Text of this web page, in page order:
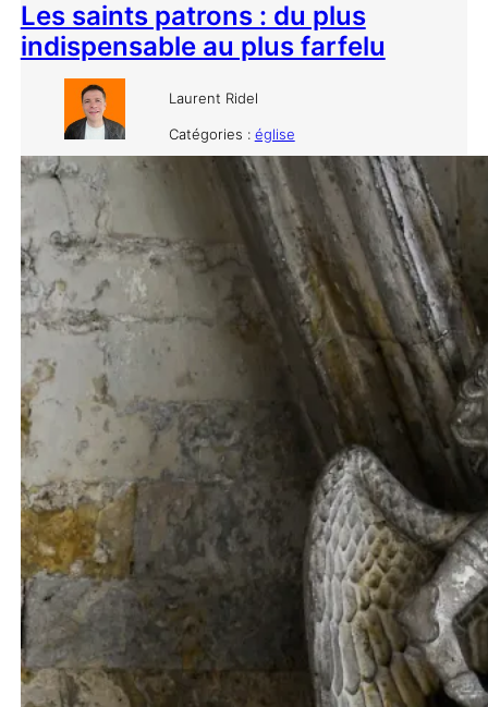
Les saints patrons : du plus
indispensable au plus farfelu
Laurent Ridel
Catégories : église